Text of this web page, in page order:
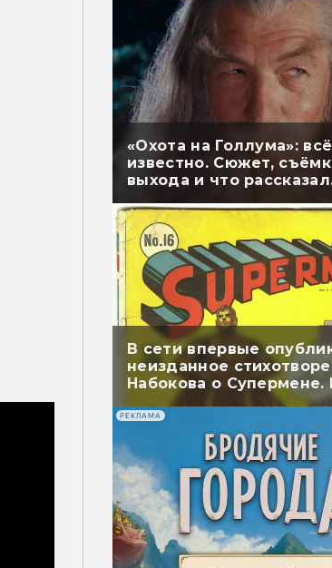
«Охота на Голлума»:
известно. Сюжет,
выхода и что рассказал
В сети впервые
неизданное
Набокова о
перевели
РЕКЛАМА